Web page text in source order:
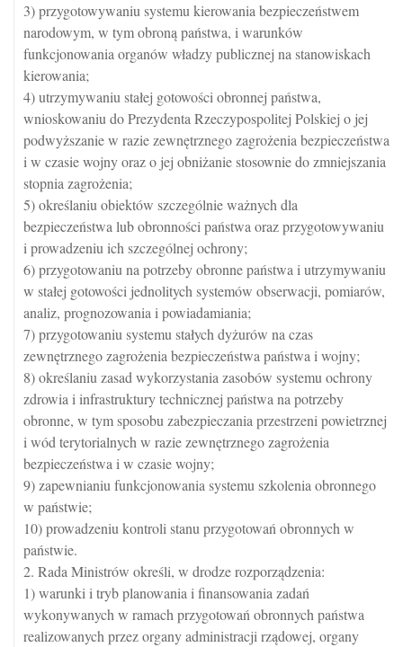
3) przygotowywaniu systemu kierowania bezpieczeństwem
narodowym, w tym obroną państwa, i warunków
funkcjonowania organów władzy publicznej na stanowiskach
kierowania;
4) utrzymywaniu stałej gotowości obronnej państwa,
wnioskowaniu do Prezydenta Rzeczypospolitej Polskiej o jej
podwyższanie w razie zewnętrznego zagrożenia bezpieczeństwa
i w czasie wojny oraz o jej obniżanie stosownie do zmniejszania
stopnia zagrożenia;
5) określaniu obiektów szczególnie ważnych dla
bezpieczeństwa lub obronności państwa oraz przygotowywaniu
i prowadzeniu ich szczególnej ochrony;
6) przygotowaniu na potrzeby obronne państwa i utrzymywaniu
w stałej gotowości jednolitych systemów obserwacji, pomiarów,
analiz, prognozowania i powiadamiania;
7) przygotowaniu systemu stałych dyżurów na czas
zewnętrznego zagrożenia bezpieczeństwa państwa i wojny;
8) określaniu zasad wykorzystania zasobów systemu ochrony
zdrowia i infrastruktury technicznej państwa na potrzeby
obronne, w tym sposobu zabezpieczania przestrzeni powietrznej
i wód terytorialnych w razie zewnętrznego zagrożenia
bezpieczeństwa i w czasie wojny;
9) zapewnianiu funkcjonowania systemu szkolenia obronnego
w państwie;
10) prowadzeniu kontroli stanu przygotowań obronnych w
państwie.
2. Rada Ministrów określi, w drodze rozporządzenia:
1) warunki i tryb planowania i finansowania zadań
wykonywanych w ramach przygotowań obronnych państwa
realizowanych przez organy administracji rządowej, organy